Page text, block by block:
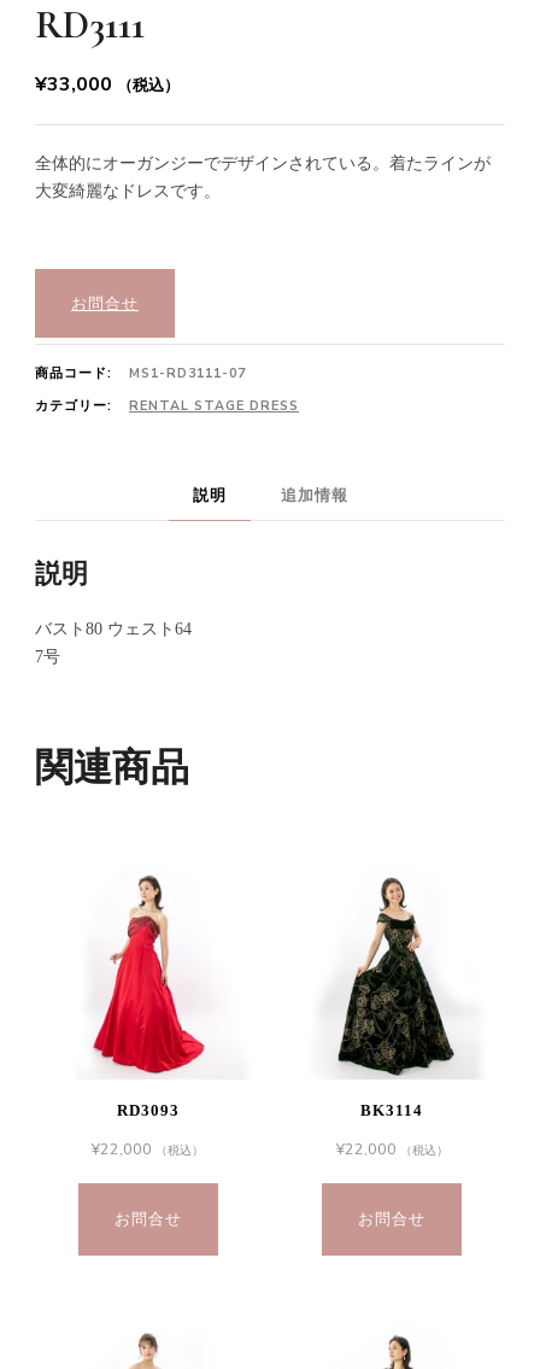
RD3111
¥33,000 （税込）
全体的にオーガンジーでデザインされている。着たラインが
大変綺麗なドレスです。
お問合せ
商品コード:
MS1-RD3111-07
カテゴリー:
RENTAL STAGE DRESS
説明 追加情報
説明
バスト80 ウェスト64
7号
関連商品
RD3093
¥22,000 （税込）
お問合せ
BK3114
¥22,000 （税込）
お問合せ